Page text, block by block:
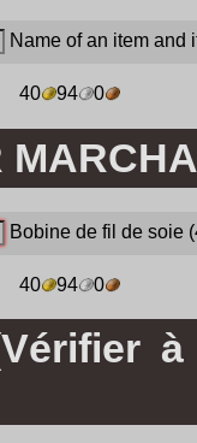
Name of an item and
40 94 0
Bobine de fil de soie
40 94 0